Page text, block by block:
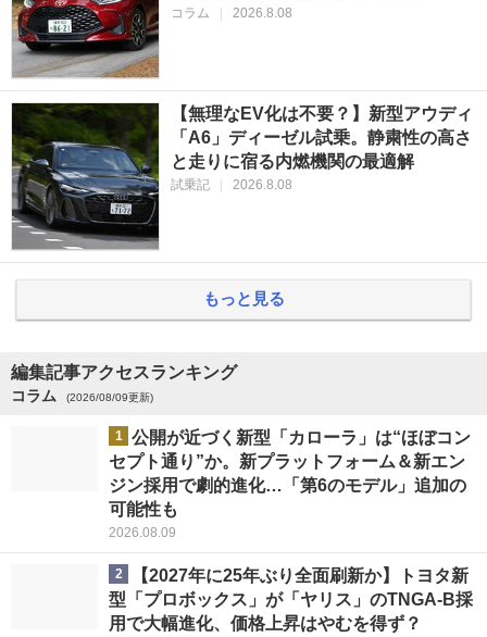
コラム | 2026.8.08
【無理なEV化は不要？】新型アウディ
「A6」ディーゼル試乗。静粛性の高さ
と走りに宿る内燃機関の最適解
試乗記 | 2026.8.08
もっと見る
編集記事アクセスランキング
コラム (2026/08/09更新)
1
公開が近づく新型「カローラ」は“ほぼコン
セプト通り”か。新プラットフォーム＆新エン
ジン採用で劇的進化…「第6のモデル」追加の
可能性も
2026.08.09
2
【2027年に25年ぶり全面刷新か】トヨタ新
型「プロボックス」が「ヤリス」のTNGA-B採
用で大幅進化、価格上昇はやむを得ず？